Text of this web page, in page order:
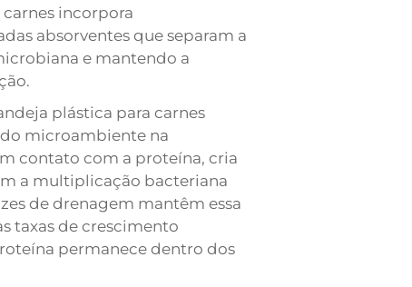
incorpora
absorventes que separam a
e mantendo a
plástica para carnes
microambiente na
contato com a proteína, cria
a multiplicação bacteriana
de drenagem mantêm essa
taxas de crescimento
permanece dentro dos